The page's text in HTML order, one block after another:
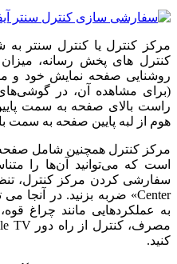
مرکز کنترل یا کنترل سنتر
روشنایی صفحه نمایش خود و
راست بالای صفحه به سمت
هوم از لبه پایین صفحه به سمت
مرکز کنترل همچنین شامل
است که می‌توانید آن‌ها را
به عملکردهایی مانند چراغ
کنید.